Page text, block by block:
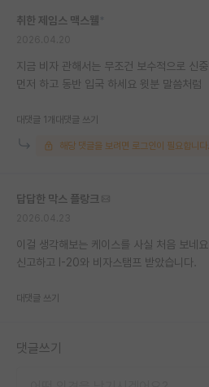
취한 제임스 맥스웰
지금 비자 관해서는 무조건 보수적으로 신
먼저 하고 동반 입국 하세요 윗분 말씀처럼
대댓글 1개 대댓글 쓰기
해당 댓글을 보려면 로그인이 필요합니다.
답답한 막스 플랑크
이걸 생각해보는 케이스를 사실 처음 보네
신고하고 I-20와 비자스탬프 받았습니다.
대댓글 쓰기
댓글쓰기